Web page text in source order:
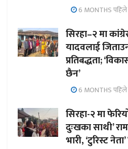
6 MONTHS पहिले
सिरहा–२ मा
यादवलाई
प्रतिबद्धता;
छैन’
6 MONTHS पहिले
सिरहा-२ मा
दुःखका साथी’
भारी, ‘टुरिस्ट